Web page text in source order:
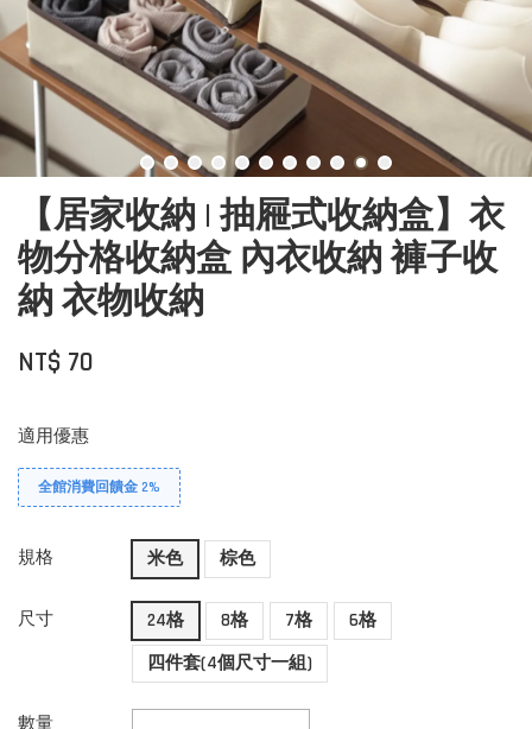
【居家收納 | 抽屜式收納盒】衣
物分格收納盒 內衣收納 褲子收
納 衣物收納
NT$ 70
適用優惠
全館消費回饋金 2%
規格 米色 棕色
尺寸 24格 8格 7格
6格
四件套(4個尺寸一組)
數量